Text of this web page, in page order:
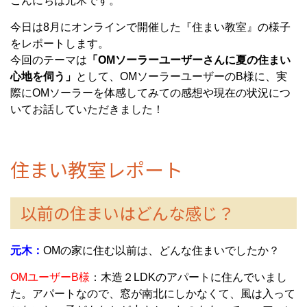
今日は8月にオンラインで開催した『住まい教室』の様子
をレポートします。
今回のテーマは 「OMソーラーユーザーさんに夏の住まい
心地を伺う」 として、OMソーラーユーザーのB様に、実
際にOMソーラーを体感してみての感想や現在の状況につ
いてお話していただきました！
住まい教室レポート
以前の住まいはどんな感じ？
元木： OMの家に住む以前は、どんな住まいでしたか？
OMユーザーB様 ：木造２LDKのアパートに住んでいまし
た。アパートなので、窓が南北にしかなくて、風は入って